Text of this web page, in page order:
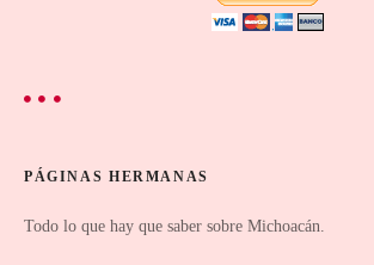
PÁGINAS HERMANAS
Todo lo que hay que saber sobre Michoacán.